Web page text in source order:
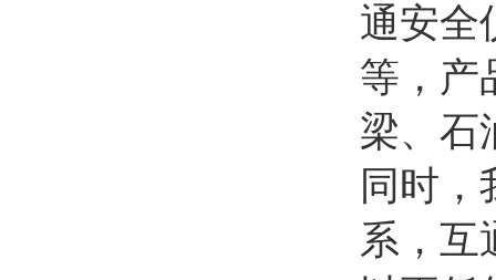
通安全
等，产
梁、石
同时，
系，互